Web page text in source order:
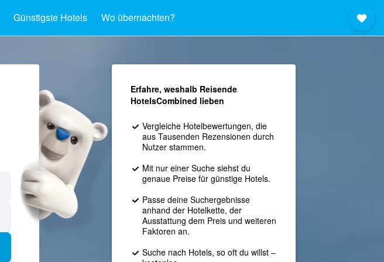
Günstigste Hotels Wo übernachten?
Erfahre, weshalb Reisende
HotelsCombined lieben
Vergleiche Hotelbewertungen, die
aus Tausenden Rezensionen durch
Nutzer stammen.
Mit nur einer Suche siehst du
genaue Preise für günstige Hotels.
Passe deine Suchergebnisse
anhand der Hotelkette, der
Ausstattung dem Preis und weiteren
Faktoren an.
Suche nach Hotels, so oft du willst –